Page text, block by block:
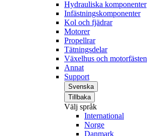
Hydrauliska komponenter
Infästningskomponenter
Kol och fjädrar
Motorer
Propellrar
Tätningsdelar
Växelhus och motorfästen
Annat
Support
Svenska
Tillbaka
Välj språk
International
Norge
Danmark